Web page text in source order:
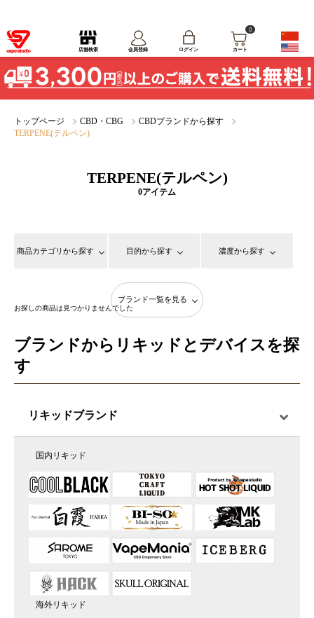
店舗検索 会員登録 ログイン
0
カート
トップページ CBD・CBG
CBDブランドから探す
TERPENE(テルペン)
TERPENE(テルペン)
0アイテム
商品カテゴリから探す 目的から探す 濃度から探す
ブランド一覧を見る
お探しの商品は見つかりませんでした
ブランドからリキッドとデバイスを探
す
リキッドブランド
国内リキッド
海外リキッド